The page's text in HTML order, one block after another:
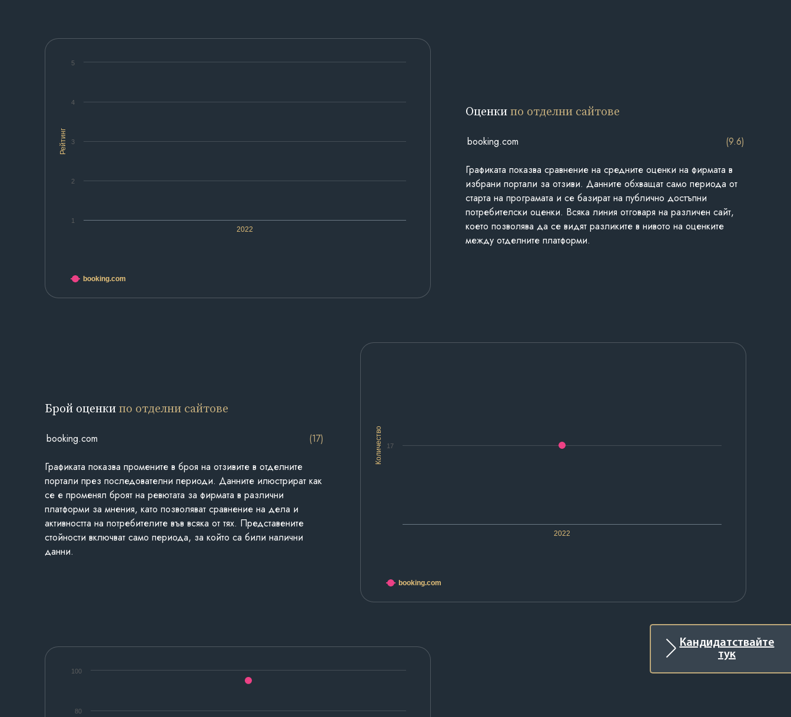
Кандидатствайте
тук
Рейтинг
2022
1
2
3
4
5
booking.com
Оценкипо отделни сайтове
booking.com (9.6)
Графиката показва сравнение на средните оценки на фирмата в
избрани портали за отзиви. Данните обхващат само периода от
старта на програмата и се базират на публично достъпни
потребителски оценки. Всяка линия отговаря на различен сайт,
което позволява да се видят разликите в нивото на оценките
между отделните платформи.
Количество
2022
17
booking.com
Брой оценкипо отделни сайтове
booking.com (17)
Графиката показва промените в броя на отзивите в отделните
портали през последователни периоди. Данните илюстрират как
се е променял броят на ревютата за фирмата в различни
платформи за мнения, като позволяват сравнение на дела и
активността на потребителите във всяка от тях. Представените
стойности включват само периода, за който са били налични
данни.
80
100